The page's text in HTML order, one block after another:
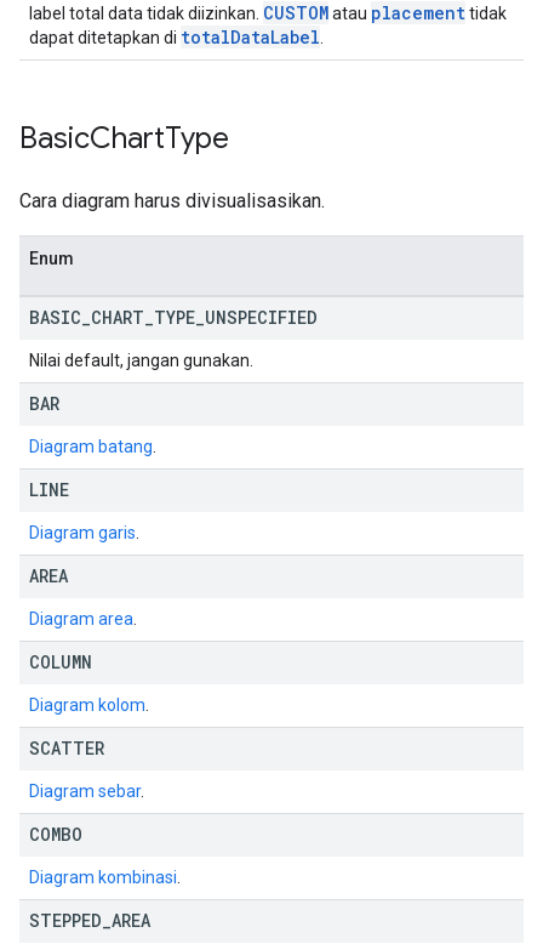
label total data tidak diizinkan. CUSTOMatau placementtidak
dapat ditetapkan di totalDataLabel
BasicChartType
Cara diagram harus divisualisasikan.
Enum
BASIC CHART TYPE UNSPECIFIED
Nilai default, jangan gunakan.
BAR
Diagram batang
LINE
Diagram garis
AREA
Diagram area
COLUMN
Diagram kolom
SCATTER
Diagram sebar.
COMBO
Diagram kombinasi
STEPPED AREA